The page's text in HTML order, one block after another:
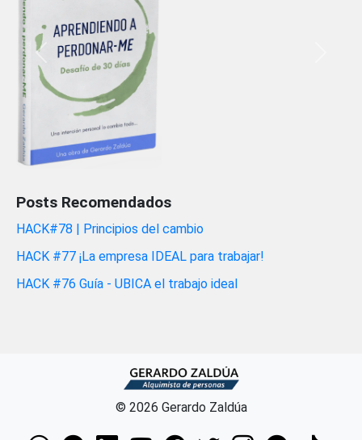
Previous
Posts Recomendados
HACK#78 | Principios del cambio
HACK #77 ¡La empresa IDEAL para trabajar!
HACK #76 Guía - UBICA el trabajo ideal
© 2026 Gerardo Zaldúa